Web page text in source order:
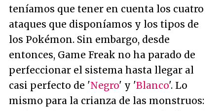
teníamos que tener en cuenta los cuatro
ataques que disponíamos y los tipos de
los Pokémon. Sin embargo, desde
entonces, Game Freak no ha parado de
perfeccionar el sistema hasta llegar al
casi perfecto de 'Negro' y 'Blanco'. Lo
mismo para la crianza de las monstruos: